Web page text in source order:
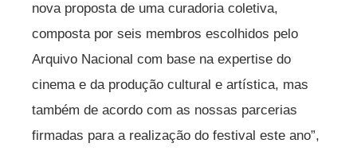
nova proposta de uma curadoria coletiva,
composta por seis membros escolhidos pelo
Arquivo Nacional com base na expertise do
cinema e da produção cultural e artística, mas
também de acordo com as nossas parcerias
firmadas para a realização do festival este ano”,